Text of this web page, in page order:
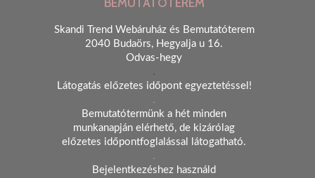
Skandi Trend Webáruház és Bemutatóterem
2040 Budaörs, Hegyalja u 16.
Odvas-hegy
.
Látogatás előzetes időpont egyeztetéssel!
.
Bemutatótermünk a hét minden
munkanapján elérhető, de kizárólag
előzetes időpontfoglalással látogatható.
.
Bejelentkezéshez használd